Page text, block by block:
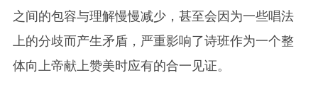
之间的包容与理解慢慢减少，甚至会因为一些唱法
上的分歧而产生矛盾，严重影响了诗班作为一个整
体向上帝献上赞美时应有的合一见证。